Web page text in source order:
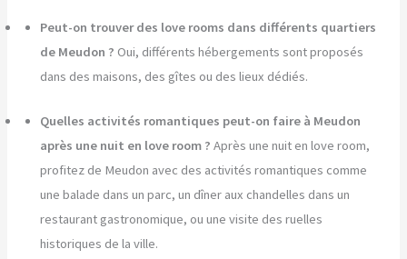
Peut-on trouver des love rooms dans différents quartiers
de Meudon ? Oui, différents hébergements sont proposés
dans des maisons, des gîtes ou des lieux dédiés.
Quelles activités romantiques peut-on faire à Meudon
après une nuit en love room ? Après une nuit en love room,
profitez de Meudon avec des activités romantiques comme
une balade dans un parc, un dîner aux chandelles dans un
restaurant gastronomique, ou une visite des ruelles
historiques de la ville.